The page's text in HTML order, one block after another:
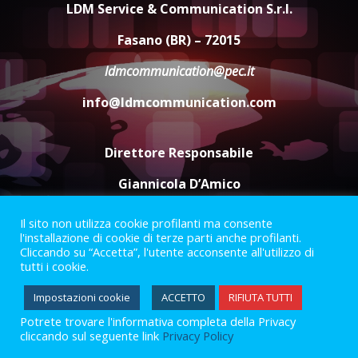
campionato di calcio”
7 Agosto 2026 06:00
Fasanese ferito a colpi di arma
da fuoco
6 Agosto 2026 18:13
LDM Service & Communication S.r.l.
Fasano (BR) – 72015
ldmcommunication@pec.it
info@ldmcommunication.com
Direttore Responsabile
Giannicola D’Amico
Termini e Condizioni
Privacy Policy
Informazioni Legali
Facebook
Instagram
Youtube
2023 © Gofasano|Powered byCreativestudio
Il sito non utilizza cookie profilanti ma consente
l'installazione di cookie di terze parti anche profilanti.
Cliccando su “Accetta”, l'utente acconsente all'utilizzo di
tutti i cookie.
Impostazioni cookie ACCETTO RIFIUTA TUTTI
Potrete trovare l'informativa completa della Privacy
cliccando sul seguente link Privacy Policy